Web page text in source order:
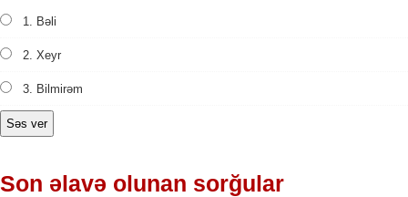
1. Bəli
2. Xeyr
3. Bilmirəm
Son əlavə olunan sorğular